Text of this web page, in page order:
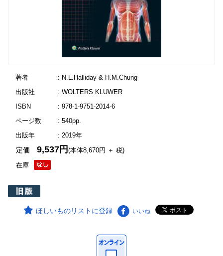
著者
: N.L.Halliday & H.M.Chung
出版社
: WOLTERS KLUWER
ISBN
: 978-1-9751-2014-6
ページ数
: 540pp.
出版年
: 2019年
在庫
定価9,537円(本体8,670円 ＋ 税)
ほしいものリストに登録 いいね